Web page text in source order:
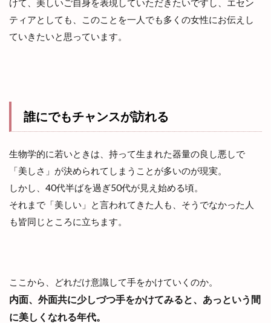
ティアとしても、このことを一人でも多くの女性にお伝えし
ていきたいと思っています。
誰にでもチャンスが訪れる
生物学的に若いときは、持って生まれた器量の良し悪しで
「美しさ」が決められてしまうことが多いのが現実。
しかし、40代半ばを過ぎ50代が見え始める頃。
それまで「美しい」と言われてきた人も、そうでなかった人
も皆同じところに立ちます。
ここから、どれだけ意識して手をかけていくのか。
内面、外面共に少しづつ手をかけてみると、あっという間
に美しくなれる年代。